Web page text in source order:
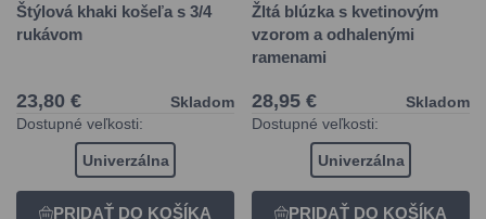
Štýlová khaki košeľa s 3/4
rukávom
23,80 €
Skladom
Dostupné veľkosti:
Univerzálna
Žltá blúzka s kvetinovým
vzorom a odhalenými
ramenami
28,95 €
Skladom
Dostupné veľkosti:
Univerzálna